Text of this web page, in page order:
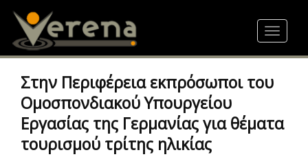
content
Toggle
Στην Περιφέρεια εκπρόσωποι του
Ομοσπονδιακού Υπουργείου
Εργασίας της Γερμανίας για θέματα
τουρισμού τρίτης ηλικίας